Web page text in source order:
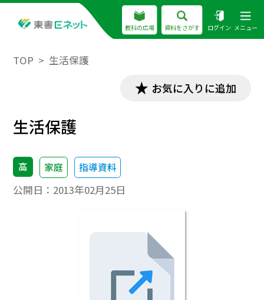
教科の広場 資料をさがす ログイン メニュー
TOP 生活保護
お気に入りに追加
生活保護
高 家庭 指導資料
公開日： 2013年02月25日